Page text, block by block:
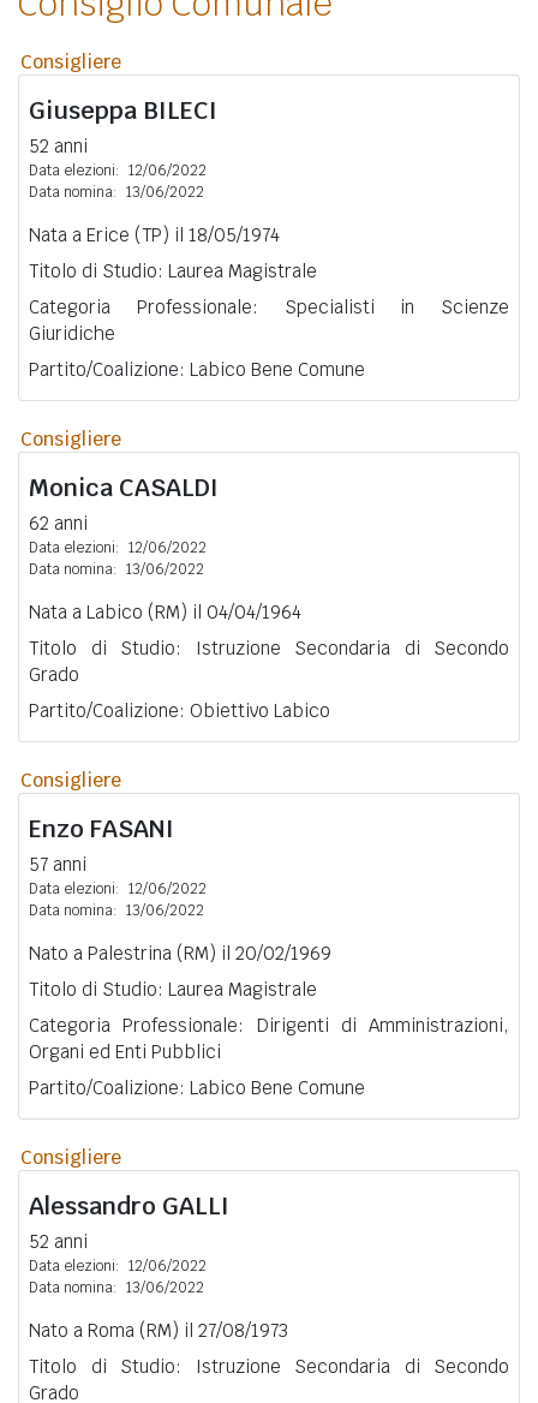
Consigliere
Giuseppa BILECI
52 anni
Data elezioni: 12/06/2022
Data nomina: 13/06/2022
Nata a Erice (TP) il 18/05/1974
Titolo di Studio: Laurea Magistrale
Categoria Professionale: Specialisti in Scienze
Giuridiche
Partito/Coalizione: Labico Bene Comune
Consigliere
Monica CASALDI
62 anni
Data elezioni: 12/06/2022
Data nomina: 13/06/2022
Nata a Labico (RM) il 04/04/1964
Titolo di Studio: Istruzione Secondaria di Secondo
Grado
Partito/Coalizione: Obiettivo Labico
Consigliere
Enzo FASANI
57 anni
Data elezioni: 12/06/2022
Data nomina: 13/06/2022
Nato a Palestrina (RM) il 20/02/1969
Titolo di Studio: Laurea Magistrale
Categoria Professionale: Dirigenti di Amministrazioni,
Organi ed Enti Pubblici
Partito/Coalizione: Labico Bene Comune
Consigliere
Alessandro GALLI
52 anni
Data elezioni: 12/06/2022
Data nomina: 13/06/2022
Nato a Roma (RM) il 27/08/1973
Titolo di Studio: Istruzione Secondaria di Secondo
Grado